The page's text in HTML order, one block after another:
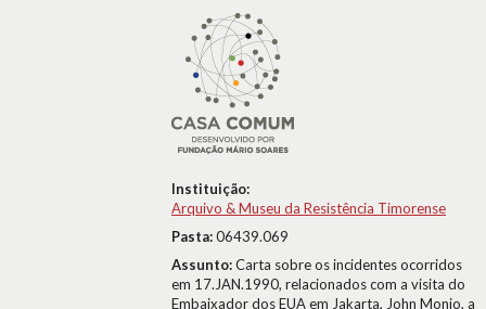
Instituição:
Arquivo & Museu da Resistência Timorense
Pasta:06439.069
Assunto:Carta sobre os incidentes ocorridos
em 17.JAN.1990, relacionados com a visita do
Embaixador dos EUA em Jakarta, John Monjo, a